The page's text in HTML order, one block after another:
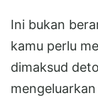
Ini bukan
kamu perlu
dimaksud